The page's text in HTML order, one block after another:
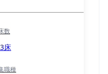
数
床
職種